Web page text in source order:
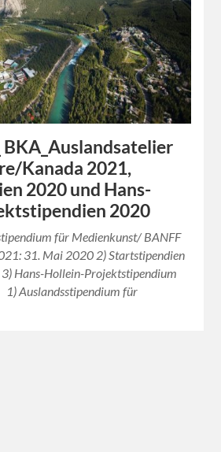
BKA_Auslandsatelier
Kanada 2021,
2020 und Hans-
2020
für Medienkunst/ BANFF
31. Mai 2020 2) Startstipendien
Hans-Hollein-Projektstipendium
Auslandsstipendium für